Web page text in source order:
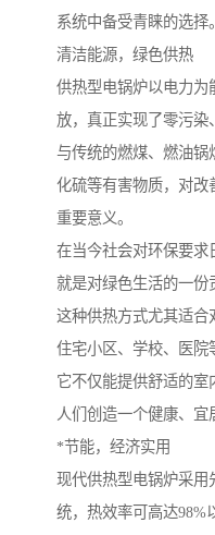
系统中备受青睐的选择。
清洁能源，绿色供热
供热型电锅炉以电力为
放，真正实现了零污染
与传统的燃煤、燃油锅
化硫等有害物质，对改
重要意义。
在当今社会对环保要求
就是对绿色生活的一份
这种供热方式尤其适合
住宅小区、学校、医院
它不仅能提供舒适的室
人们创造一个健康、宜
*节能，经济实用
现代供热型电锅炉采用
统，热效率可高达98%